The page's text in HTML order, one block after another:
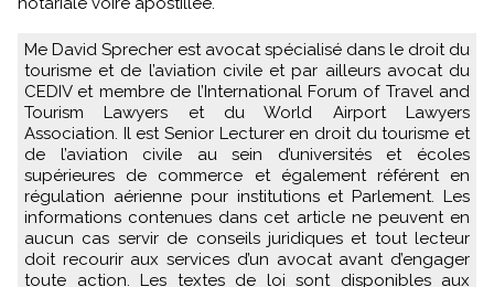
Me David Sprecher est avocat spécialisé dans le droit du
tourisme et de l’aviation civile et par ailleurs avocat du
CEDIV et membre de l’International Forum of Travel and
Tourism Lawyers et du World Airport Lawyers
Association. Il est Senior Lecturer en droit du tourisme et
de l’aviation civile au sein d’universités et écoles
supérieures de commerce et également référent en
régulation aérienne pour institutions et Parlement. Les
informations contenues dans cet article ne peuvent en
aucun cas servir de conseils juridiques et tout lecteur
doit recourir aux services d’un avocat avant d’engager
toute action. Les textes de loi sont disponibles aux